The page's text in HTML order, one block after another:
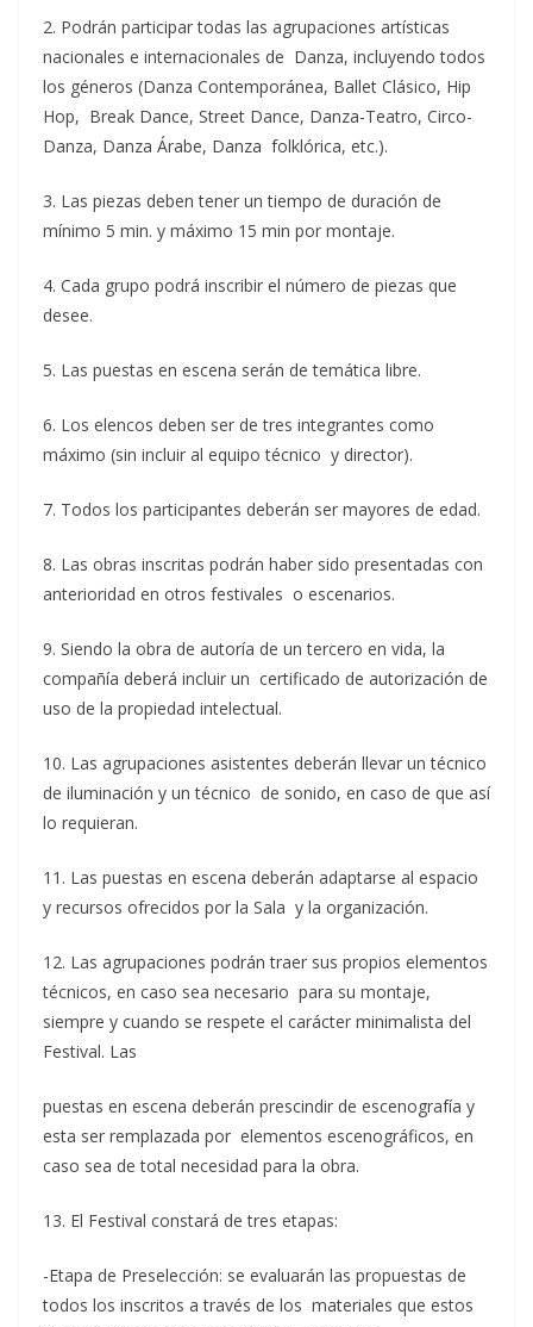
2. Podrán participar todas las agrupaciones artísticas
nacionales e internacionales de Danza, incluyendo todos
los géneros (Danza Contemporánea, Ballet Clásico, Hip
Hop, Break Dance, Street Dance, Danza-Teatro, Circo-
Danza, Danza Árabe, Danza folklórica, etc.).
3. Las piezas deben tener un tiempo de duración de
mínimo 5 min. y máximo 15 min por montaje.
4. Cada grupo podrá inscribir el número de piezas que
desee.
5. Las puestas en escena serán de temática libre.
6. Los elencos deben ser de tres integrantes como
máximo (sin incluir al equipo técnico y director).
7. Todos los participantes deberán ser mayores de edad.
8. Las obras inscritas podrán haber sido presentadas con
anterioridad en otros festivales o escenarios.
9. Siendo la obra de autoría de un tercero en vida, la
compañía deberá incluir un certificado de autorización de
uso de la propiedad intelectual.
10. Las agrupaciones asistentes deberán llevar un técnico
de iluminación y un técnico de sonido, en caso de que así
lo requieran.
11. Las puestas en escena deberán adaptarse al espacio
y recursos ofrecidos por la Sala y la organización.
12. Las agrupaciones podrán traer sus propios elementos
técnicos, en caso sea necesario para su montaje,
siempre y cuando se respete el carácter minimalista del
Festival. Las
puestas en escena deberán prescindir de escenografía y
esta ser remplazada por elementos escenográficos, en
caso sea de total necesidad para la obra.
13. El Festival constará de tres etapas:
-Etapa de Preselección: se evaluarán las propuestas de
todos los inscritos a través de los materiales que estos